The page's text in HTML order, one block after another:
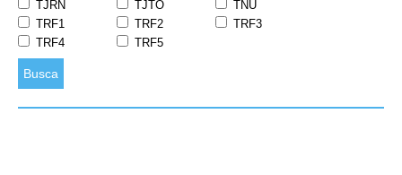
TJRN
TJTO
TNU
TRF1
TRF2
TRF3
TRF4
TRF5
Busca